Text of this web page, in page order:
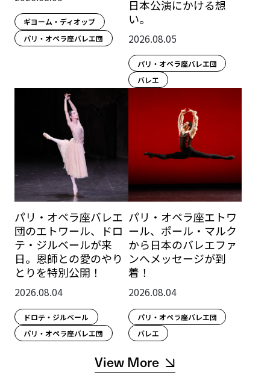
ギヨーム・ディオップ
パリ・オペラ座バレエ団
日本公演にかける想
い。
2026.08.05
パリ・オペラ座バレエ団
バレエ
パリ・オペラ座バレエ
団のエトワール、ドロ
テ・ジルベールが来
日。恩師との愛のやり
とりを特別公開！
2026.08.04
ドロテ・ジルベール
パリ・オペラ座バレエ団
パリ・オペラ座エトワ
ール、ポール・マルク
から日本のバレエファ
ンへメッセージが到
着！
2026.08.04
パリ・オペラ座バレエ団
バレエ
View More